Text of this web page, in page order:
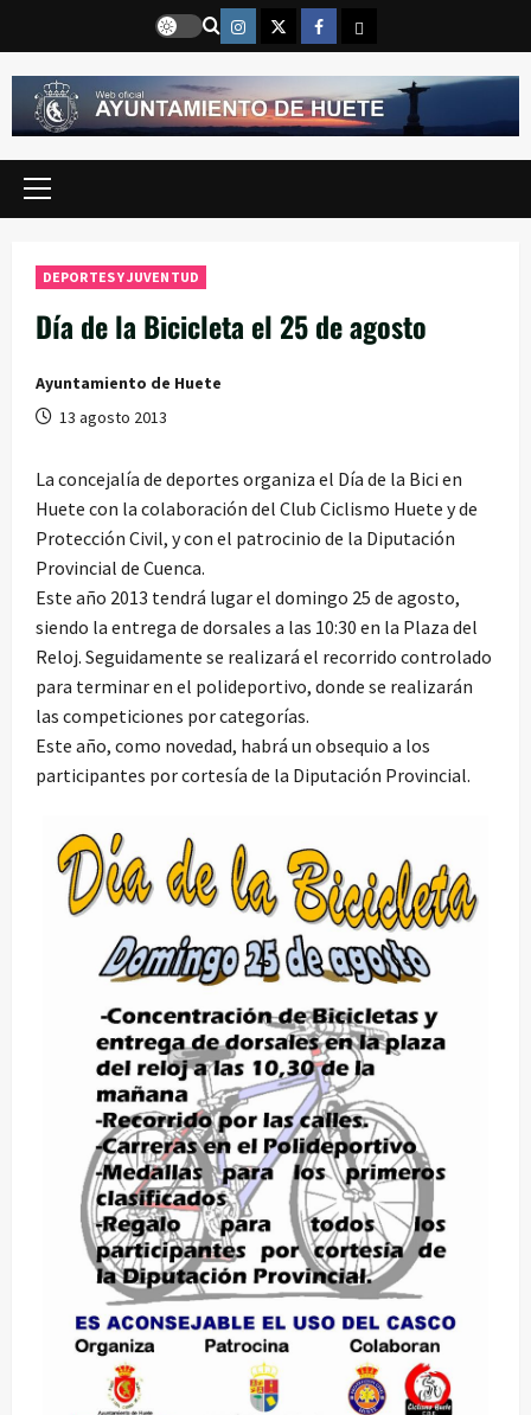
contenido
Instragram
TwitterFacebook
Email
Menú
DEPORTES Y JUVENTUD
Día de la Bicicleta el 25 de agosto
Ayuntamiento de Huete
13 agosto 2013
La concejalía de deportes organiza el Día de la Bici en
Huete con la colaboración del Club Ciclismo Huete y de
Protección Civil, y con el patrocinio de la Diputación
Provincial de Cuenca.
Este año 2013 tendrá lugar el domingo 25 de agosto,
siendo la entrega de dorsales a las 10:30 en la Plaza del
Reloj. Seguidamente se realizará el recorrido controlado
para terminar en el polideportivo, donde se realizarán
las competiciones por categorías.
Este año, como novedad, habrá un obsequio a los
participantes por cortesía de la Diputación Provincial.